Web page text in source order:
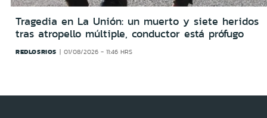
Tragedia en La Unión: un muerto y siete heridos
tras atropello múltiple, conductor está prófugo
REDLOSRIOS 01/08/2026 - 11:46 HRS